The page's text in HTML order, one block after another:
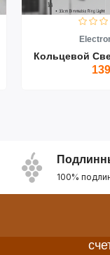
Кольцевой
100%